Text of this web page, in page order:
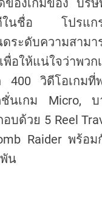
ในชื่อ โปรแกร
ระดับความสามา
พื่อให้แน่ใจว่าพว
400 วิดีโอเกมที่
ชั่นเกม Micro, บ
บด้วย 5 Reel
Raider พร้อ
น